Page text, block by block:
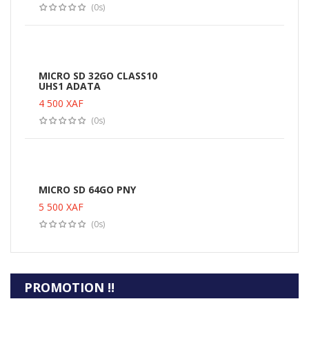
(0s)
MICRO SD 32GO CLASS10
UHS1 ADATA
4 500 XAF
(0s)
MICRO SD 64GO PNY
5 500 XAF
(0s)
PROMOTION !!
PRIX EN OR
JUSQU'A MOINS DE